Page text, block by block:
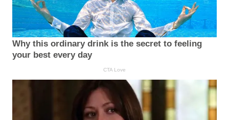
Why this ordinary drink is the secret to feeling
your best every day
CTA Love